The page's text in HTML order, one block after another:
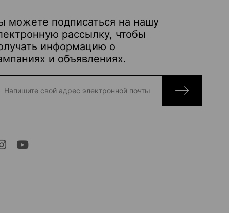
можете подписаться на нашу
рассылку, чтобы
информацию о
и объявлениях.